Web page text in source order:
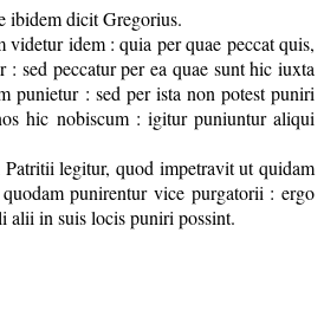
ibidem dicit Gregorius.
videtur idem : quia per quae peccat quis,
: sed peccatur per ea quae sunt hic iuxta
punietur : sed per ista non potest puniri
hic nobiscum : igitur puniuntur aliqui
legitur, quod impetravit ut quidam
punirentur vice purgatorii : ergo
alii in suis locis puniri possint.